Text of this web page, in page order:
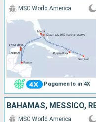
Pagamento in 4X
MSC World America
MSC World America